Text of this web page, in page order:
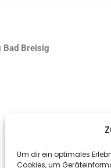
Um dir ein optimales
Cookies, um
Bad Breisig